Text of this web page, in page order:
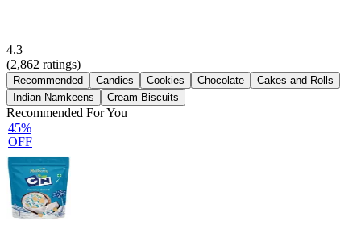
4.3
(2,862 ratings)
Recommended Candies Cookies Chocolate
Cakes and Rolls
Indian Namkeens
Cream Biscuits
Recommended For You
45%
OFF